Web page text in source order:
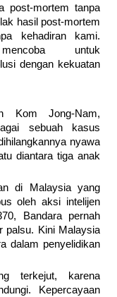
post-mortem tanpa
hasil post-mortem
kehadiran kami.
untuk
dengan kekuatan
Kom Jong-Nam,
sebuah kasus
nyawa
diantara tiga anak
di Malaysia yang
oleh aksi intelijen
Bandara pernah
palsu. Kini Malaysia
dalam penyelidikan
terkejut, karena
Kepercayaan